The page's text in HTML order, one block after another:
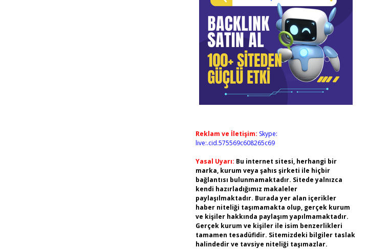
Reklam ve İletişim: Skype:
live:.cid.575569c608265c69
Yasal Uyarı: Bu internet sitesi, herhangi bir
marka, kurum veya şahıs şirketi ile hiçbir
bağlantısı bulunmamaktadır. Sitede yalnızca
kendi hazırladığımız makaleler
paylaşılmaktadır. Burada yer alan içerikler
haber niteliği taşımamakta olup, gerçek kurum
ve kişiler hakkında paylaşım yapılmamaktadır.
Gerçek kurum ve kişiler ile isim benzerlikleri
tamamen tesadüfidir. Sitemizdeki bilgiler taslak
halindedir ve tavsiye niteliği taşımazlar.